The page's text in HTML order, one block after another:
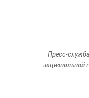
Пресс-
национальной